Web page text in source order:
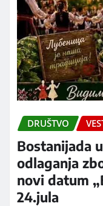
DRUŠTVO
Bostanijada
odlaganja
novi datum
24.jula